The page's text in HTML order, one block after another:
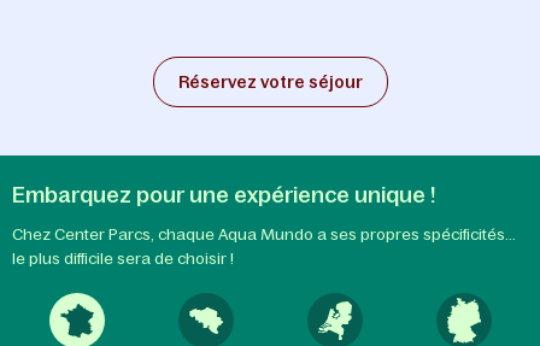
Réservez votre séjour
Embarquez pour une expérience unique !
Chez Center Parcs, chaque Aqua Mundo a ses propres spécificités...
le plus difficile sera de choisir !